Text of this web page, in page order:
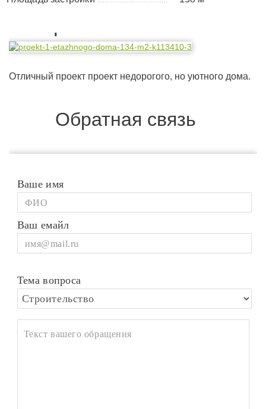
Отличный проект проект недорогого, но уютного дома.
Обратная связь
Ваше имя
Ваш емайл
Тема вопроса